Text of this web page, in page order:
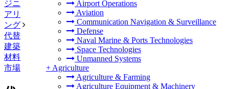
Airport Operations
Aviation
Communication Navigation & Surveillance
Defense
Naval Marine & Ports Technologies
Space Technologies
Unmanned Systems
+ Agriculture
Agriculture & Farming
Agriculture Equipment & Machinery
ジニ
アリ
ング
代替
建築
材料
市場